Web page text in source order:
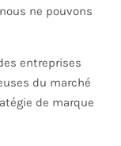
ne pouvons
entreprises
du marché
de marque